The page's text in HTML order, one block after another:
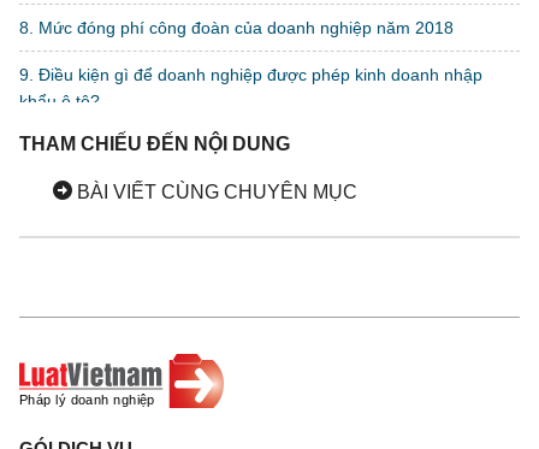
8. Mức đóng phí công đoàn của doanh nghiệp năm 2018
9. Điều kiện gì để doanh nghiệp được phép kinh doanh nhập
khẩu ô tô?
10. Sử dụng lao động là người khuyết tật, doanh nghiệp cần chú
13. Bán hàng xách tay có phải đăng kí kinh doanh không?
14. Cần có cái nhìn công tâm hơn về "Giấy phép con"
15. Doanh nghiệp có phải đóng BHXH cho lao động nước ngoài
không?
THAM CHIẾU ĐẾN NỘI DUNG
BÀI VIẾT CÙNG CHUYÊN MỤC